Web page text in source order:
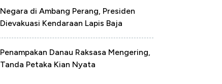
Negara di Ambang Perang, Presiden
Dievakuasi Kendaraan Lapis Baja
Penampakan Danau Raksasa Mengering,
Tanda Petaka Kian Nyata